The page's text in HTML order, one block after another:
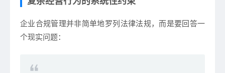
企业合规管理并非简单地罗列法律法规，而是要回答一
个现实问题：